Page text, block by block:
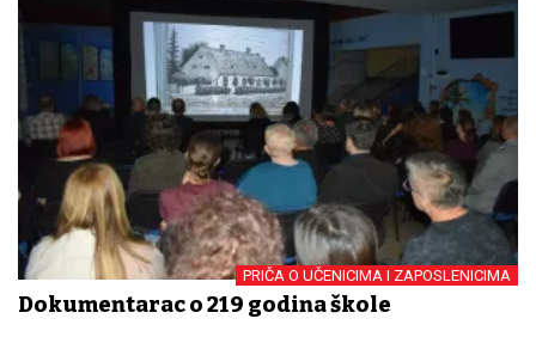
PRIČA O UČENICIMA I ZAPOSLENICIMA
Dokumentarac o 219 godina škole